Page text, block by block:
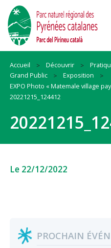
Accueil Découvrir
Grand Public
Exposition
EXPO Photo « Matemale village
20221215_124412
Le 22/12/2022
PROCHAIN